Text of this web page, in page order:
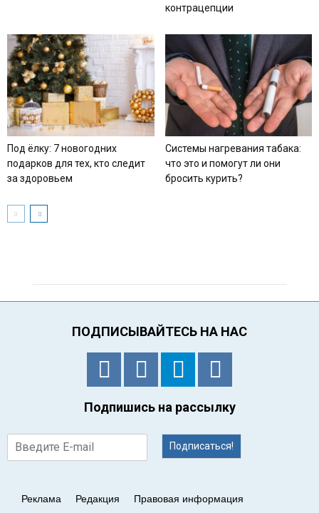
контрацепции
Под ёлку: 7 новогодних
подарков для тех, кто следит
за здоровьем
Системы нагревания табака:
что это и помогут ли они
бросить курить?
ПОДПИСЫВАЙТЕСЬ НА НАС
Подпишись на рассылку
Подписаться!
Реклама Редакция Правовая информация